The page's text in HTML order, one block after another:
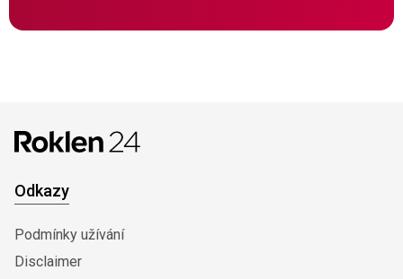
Odkazy
Podmínky užívání
Disclaimer